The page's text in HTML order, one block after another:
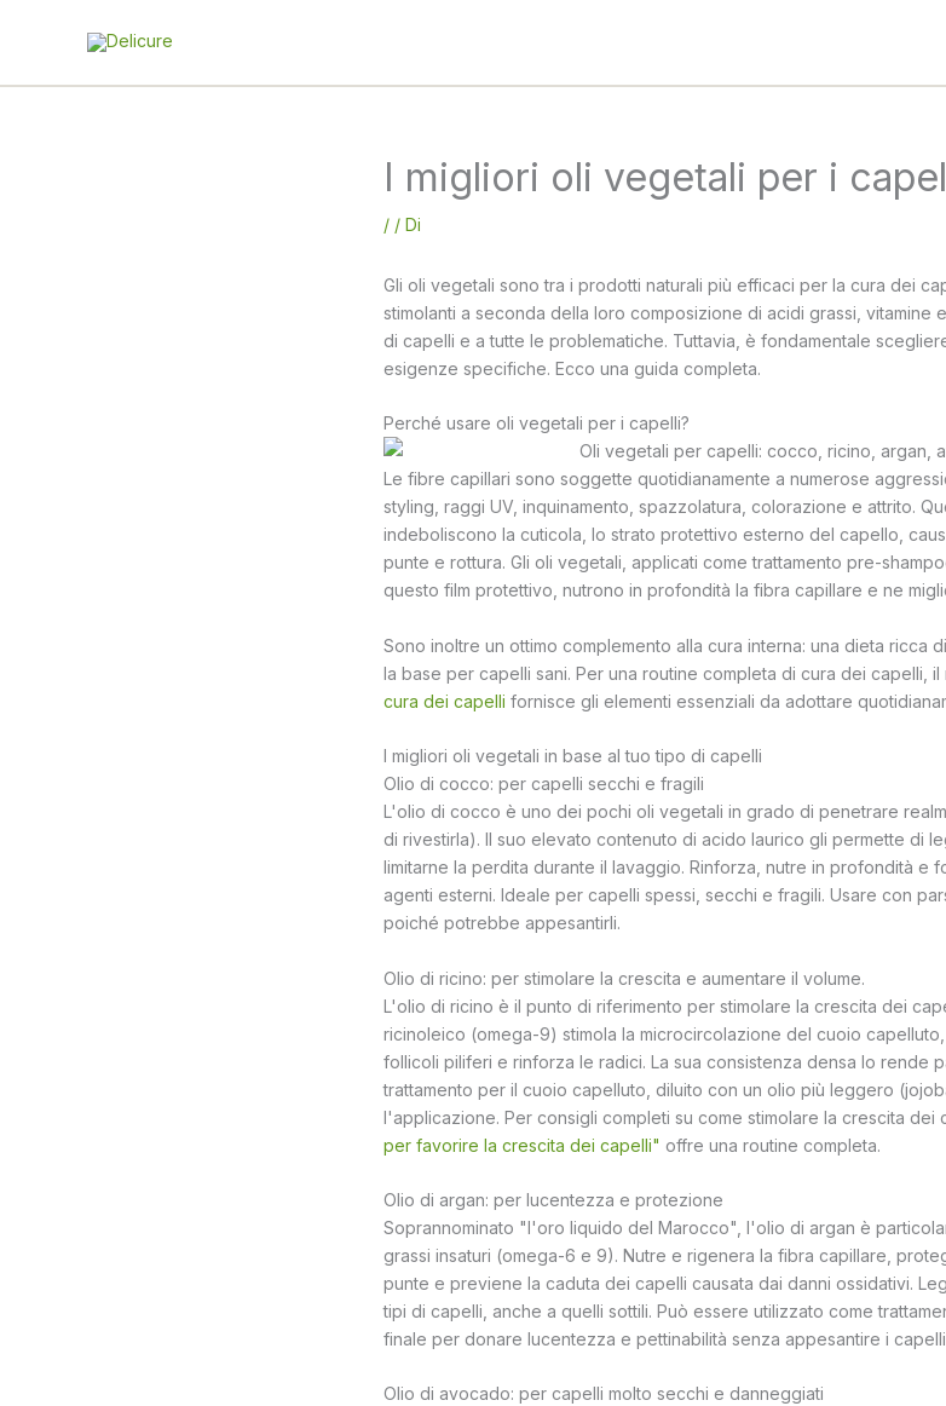
I migliori oli vegetali per i
/ / Di
Gli oli vegetali sono tra i prodotti naturali più efficaci per la cura dei
stimolanti a seconda della loro composizione di acidi grassi, vitamine
di capelli e a tutte le problematiche. Tuttavia, è fondamentale
esigenze specifiche. Ecco una guida completa.
Perché usare oli vegetali per i capelli?
Le fibre capillari sono soggette quotidianamente a numerose
styling, raggi UV, inquinamento, spazzolatura, colorazione e attrito.
indeboliscono la cuticola, lo strato protettivo esterno del capello,
punte e rottura. Gli oli vegetali, applicati come trattamento pre-
questo film protettivo, nutrono in profondità la fibra capillare e ne
Sono inoltre un ottimo complemento alla cura interna: una dieta ricca
la base per capelli sani. Per una routine completa di cura dei capelli,
cura dei capelli fornisce gli elementi essenziali da adottare
I migliori oli vegetali in base al tuo tipo di capelli
Olio di cocco: per capelli secchi e fragili
L'olio di cocco è uno dei pochi oli vegetali in grado di penetrare
di rivestirla). Il suo elevato contenuto di acido laurico gli permette di
limitarne la perdita durante il lavaggio. Rinforza, nutre in profondità e
agenti esterni. Ideale per capelli spessi, secchi e fragili. Usare con
poiché potrebbe appesantirli.
Olio di ricino: per stimolare la crescita e aumentare il volume.
L'olio di ricino è il punto di riferimento per stimolare la crescita dei
ricinoleico (omega-9) stimola la microcircolazione del cuoio
follicoli piliferi e rinforza le radici. La sua consistenza densa lo rende
trattamento per il cuoio capelluto, diluito con un olio più leggero
l'applicazione. Per consigli completi su come stimolare la crescita dei
per favorire la crescita dei capelli" offre una routine completa.
Olio di argan: per lucentezza e protezione
Soprannominato "l'oro liquido del Marocco", l'olio di argan è
grassi insaturi (omega-6 e 9). Nutre e rigenera la fibra capillare,
punte e previene la caduta dei capelli causata dai danni ossidativi.
tipi di capelli, anche a quelli sottili. Può essere utilizzato come
finale per donare lucentezza e pettinabilità senza appesantire i
Olio di avocado: per capelli molto secchi e danneggiati